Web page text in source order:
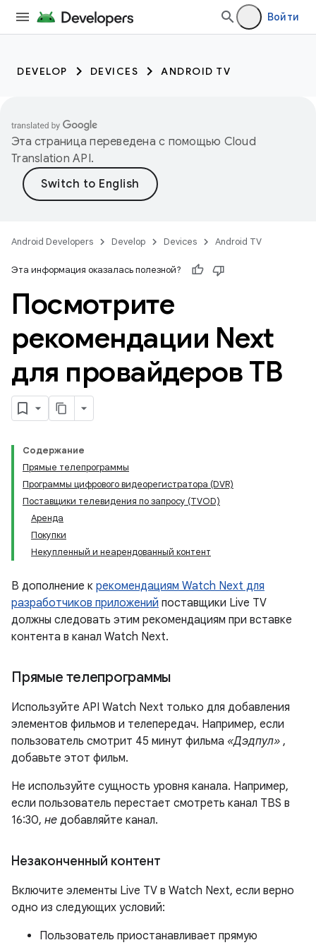
Войти
DEVELOP DEVICES ANDROID TV
Эта страница переведена с помощью Cloud
Translation API.
Android Developers Develop Devices Android TV
Эта информация оказалась полезной?
Посмотрите
рекомендации Next
для провайдеров ТВ
Содержание
Прямые телепрограммы
Программы цифрового видеорегистратора (DVR)
Поставщики телевидения по запросу (TVOD)
Аренда
Покупки
Некупленный и неарендованный контент
В дополнение к рекомендациям Watch Next для
разработчиков приложений поставщики Live TV
должны следовать этим рекомендациям при вставке
контента в канал Watch Next.
Прямые телепрограммы
Используйте API Watch Next только для добавления
элементов фильмов и телепередач. Например, если
пользователь смотрит 45 минут фильма «Дэдпул» ,
добавьте этот фильм.
Не используйте сущность уровня канала. Например,
если пользователь перестает смотреть канал TBS в
16:30, не добавляйте канал.
Незаконченный контент
Включите элементы Live TV в Watch Next, если верно
одно из следующих условий:
Пользователь приостанавливает прямую